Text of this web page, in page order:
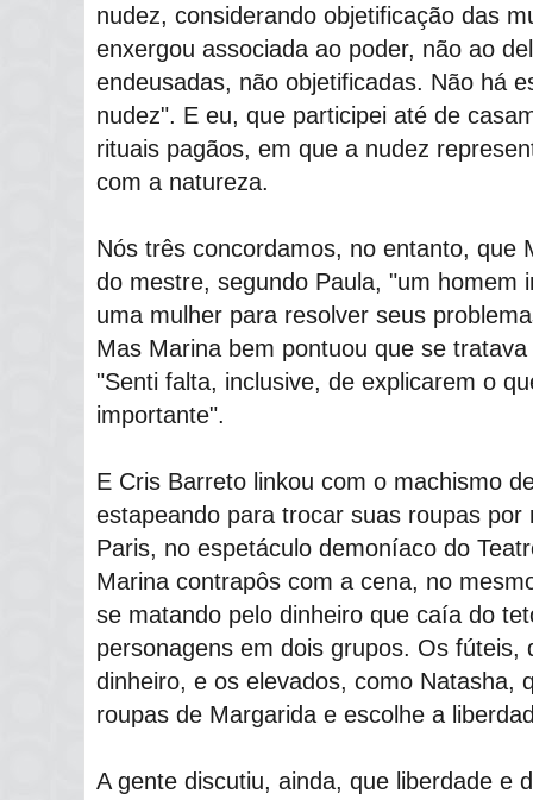
nudez, considerando objetificação das
enxergou associada ao poder, não ao
endeusadas, não objetificadas. Não há
nudez". E eu, que participei até de
rituais pagãos, em que a nudez
com a natureza.
Nós três concordamos, no entanto, que
do mestre, segundo Paula, "um homem
uma mulher para resolver seus
Mas Marina bem pontuou que se
"Senti falta, inclusive, de explicarem o
importante".
E Cris Barreto linkou com o machismo
estapeando para trocar suas roupas
Paris, no espetáculo demoníaco do
Marina contrapôs com a cena, no
se matando pelo dinheiro que caía do
personagens em dois grupos. Os fúteis,
dinheiro, e os elevados, como Natasha,
roupas de Margarida e escolhe a
A gente discutiu, ainda, que liberdade e